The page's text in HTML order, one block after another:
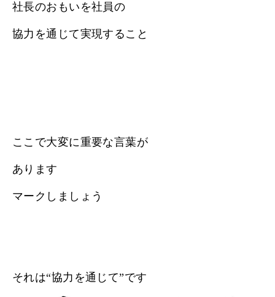
社長のおもいを社員の
協力を通じて実現すること
ここで大変に重要な言葉が
あります
マークしましょう
それは“協力を通じて”です